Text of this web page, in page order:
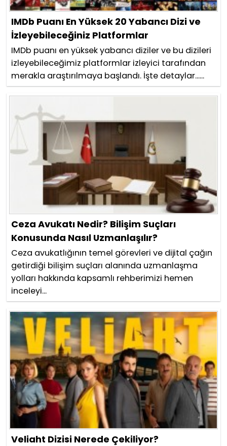
IMDb Puanı En Yüksek 20 Yabancı Dizi ve
İzleyebileceğiniz Platformlar
IMDb puanı en yüksek yabancı diziler ve bu dizileri
izleyebileceğimiz platformlar izleyici tarafından
merakla araştırılmaya başlandı. İşte detaylar......
Ceza Avukatı Nedir? Bilişim Suçları
Konusunda Nasıl Uzmanlaşılır?
Ceza avukatlığının temel görevleri ve dijital çağın
getirdiği bilişim suçları alanında uzmanlaşma
yolları hakkında kapsamlı rehberimizi hemen
inceleyi...
Veliaht Dizisi Nerede Çekiliyor?